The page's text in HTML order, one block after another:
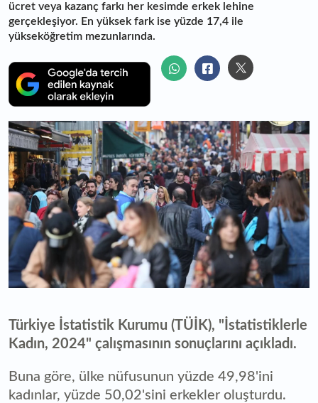
ücret veya kazanç farkı her kesimde erkek lehine
gerçekleşiyor. En yüksek fark ise yüzde 17,4 ile
yükseköğretim mezunlarında.
Türkiye İstatistik Kurumu (TÜİK), "İstatistiklerle
Kadın, 2024" çalışmasının sonuçlarını açıkladı.
Buna göre, ülke nüfusunun yüzde 49,98'ini
kadınlar, yüzde 50,02'sini erkekler oluşturdu.